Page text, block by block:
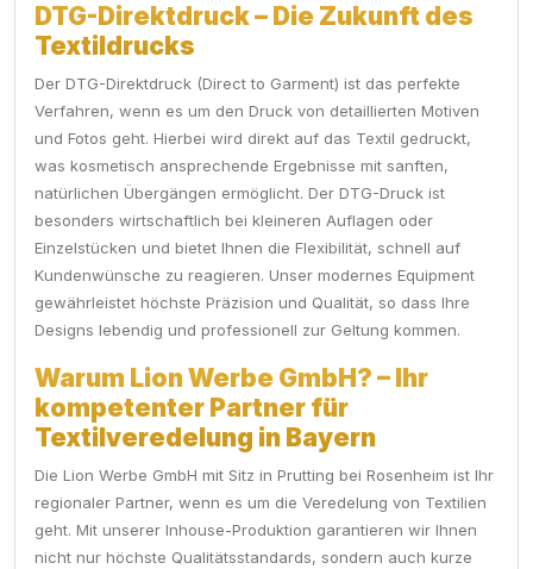
DTG-Direktdruck – Die Zukunft des
Textildrucks
Der DTG-Direktdruck (Direct to Garment) ist das perfekte
Verfahren, wenn es um den Druck von detaillierten Motiven
und Fotos geht. Hierbei wird direkt auf das Textil gedruckt,
was kosmetisch ansprechende Ergebnisse mit sanften,
natürlichen Übergängen ermöglicht. Der DTG-Druck ist
besonders wirtschaftlich bei kleineren Auflagen oder
Einzelstücken und bietet Ihnen die Flexibilität, schnell auf
Kundenwünsche zu reagieren. Unser modernes Equipment
gewährleistet höchste Präzision und Qualität, so dass Ihre
Designs lebendig und professionell zur Geltung kommen.
Warum Lion Werbe GmbH? – Ihr
kompetenter Partner für
Textilveredelung in Bayern
Die Lion Werbe GmbH mit Sitz in Prutting bei Rosenheim ist Ihr
regionaler Partner, wenn es um die Veredelung von Textilien
geht. Mit unserer Inhouse-Produktion garantieren wir Ihnen
nicht nur höchste Qualitätsstandards, sondern auch kurze